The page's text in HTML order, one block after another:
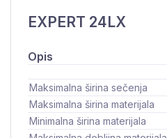
EXPERT 24LX
Opis
Maksimalna širina sečenja
Maksimalna širina materijala
Minimalna širina materijala